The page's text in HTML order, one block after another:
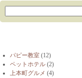
パピー教室 (12)
ペットホテル (2)
上本町グルメ (4)